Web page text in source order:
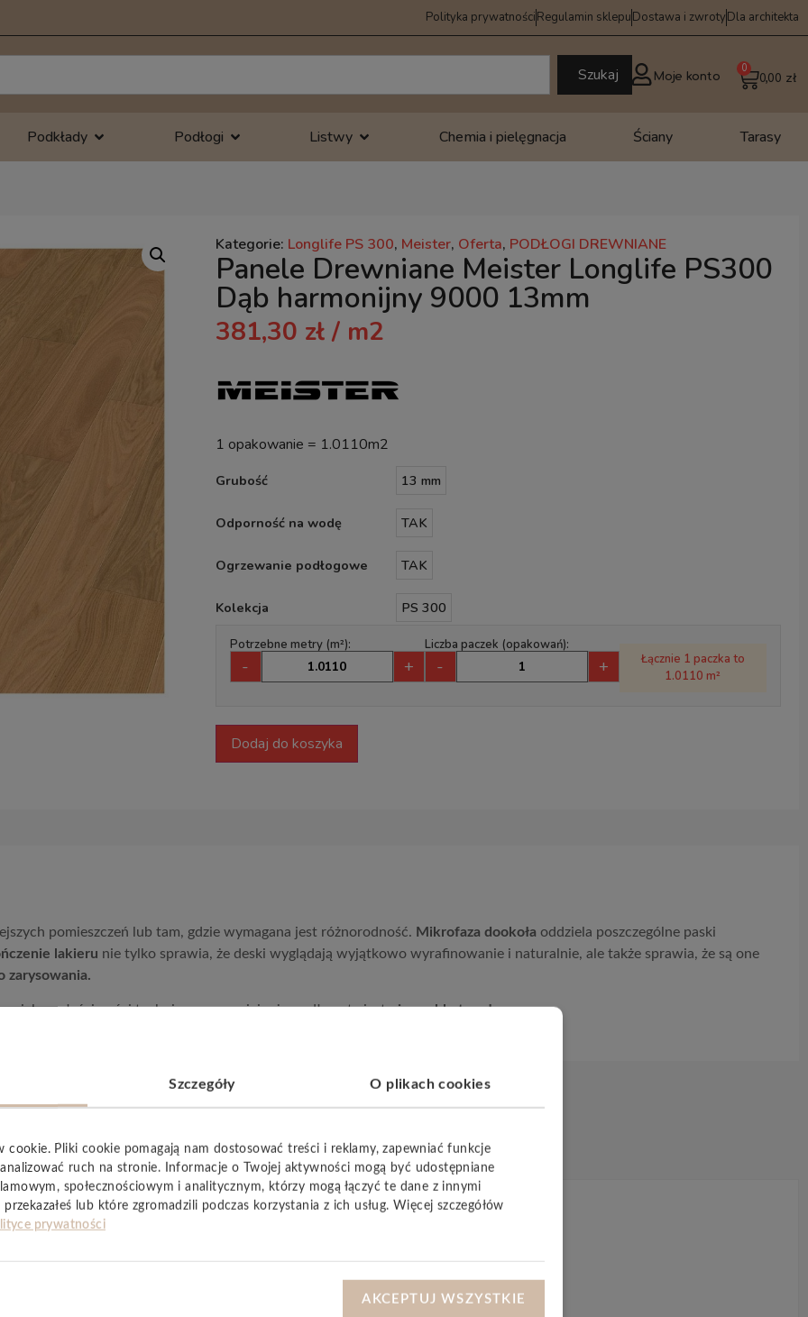
Polityka prywatnościRegulamin sklepuDostawa i zwrotyDla architekta
Szukaj Moje konto 0,00 zł
0
Podkłady Podłogi Listwy Chemia i pielęgnacja Ściany Tarasy
Kategorie: Longlife PS 300, Meister, Oferta, PODŁOGI DREWNIANE
Panele Drewniane Meister Longlife PS300
Dąb harmonijny 9000 13mm
381,30 zł/ m2
1 opakowanie = 1.0110m2
Grubość 13 mm
Odporność na wodę TAK
Ogrzewanie podłogowe TAK
Kolekcja PS 300
Potrzebne metry (m²):
- +
Liczba paczek (opakowań):
- +
Łącznie 1 paczka to
1.0110 m²
Dodaj do koszyka
pomieszczeń lub tam, gdzie wymagana jest różnorodność. Mikrofaza dookoła oddziela poszczególne paski
lakieru nie tylko sprawia, że ​​deski wyglądają wyjątkowo wyrafinowanie i naturalnie, ale także sprawia, że ​​są one
zarysowania.
właściwości techniczne sprawiają, że podłoga ta jestniezwykle trwała.
Szczegóły O plikach cookies
cookie. Pliki cookie pomagają nam dostosować treści i reklamy, zapewniać funkcje
analizować ruch na stronie. Informacje o Twojej aktywności mogą być udostępniane
społecznościowym i analitycznym, którzy mogą łączyć te dane z innymi
lub które zgromadzili podczas korzystania z ich usług. Więcej szczegółów
prywatności
AKCEPTUJ WSZYSTKIE